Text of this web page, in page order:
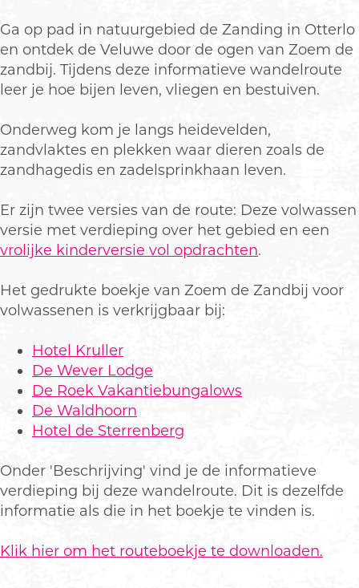
Ga op pad in natuurgebied de Zanding in Otterlo
en ontdek de Veluwe door de ogen van Zoem de
zandbij. Tijdens deze informatieve wandelroute
leer je hoe bijen leven, vliegen en bestuiven.
Onderweg kom je langs heidevelden,
zandvlaktes en plekken waar dieren zoals de
zandhagedis en zadelsprinkhaan leven.
Er zijn twee versies van de route: Deze volwassen
versie met verdieping over het gebied en een
vrolijke kinderversie vol opdrachten.
Het gedrukte boekje van Zoem de Zandbij voor
volwassenen is verkrijgbaar bij:
Hotel Kruller
De Wever Lodge
De Roek Vakantiebungalows
De Waldhoorn
Hotel de Sterrenberg
Onder 'Beschrijving' vind je de informatieve
verdieping bij deze wandelroute. Dit is dezelfde
informatie als die in het boekje te vinden is.
Klik hier om het routeboekje te downloaden.